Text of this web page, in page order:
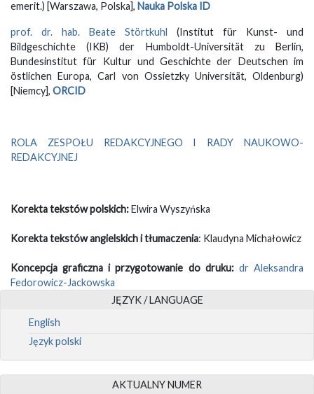
emerit.) [Warszawa, Polska], Nauka Polska ID
prof. dr. hab. Beate Störtkuhl (Institut für Kunst- und
Bildgeschichte (IKB) der Humboldt-Universität zu Berlin,
Bundesinstitut für Kultur und Geschichte der Deutschen im
östlichen Europa, Carl von Ossietzky Universität, Oldenburg)
[Niemcy], ORCID
ROLA ZESPOŁU REDAKCYJNEGO I RADY NAUKOWO-
REDAKCYJNEJ
Korekta tekstów polskich:Elwira Wyszyńska
Korekta tekstów angielskich i tłumaczenia: Klaudyna Michałowicz
Koncepcja graficzna i przygotowanie do druku: dr Aleksandra
Fedorowicz-Jackowska
JĘZYK / LANGUAGE
English
Język polski
AKTUALNY NUMER